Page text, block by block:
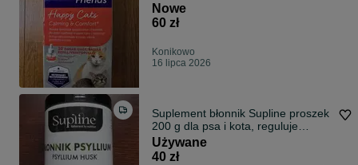
Nowe
60 zł
Konikowo
16 lipca 2026
Suplement błonnik Supline proszek
200 g dla psa i kota, reguluje
trawienie, otwarte
Używane
40 zł